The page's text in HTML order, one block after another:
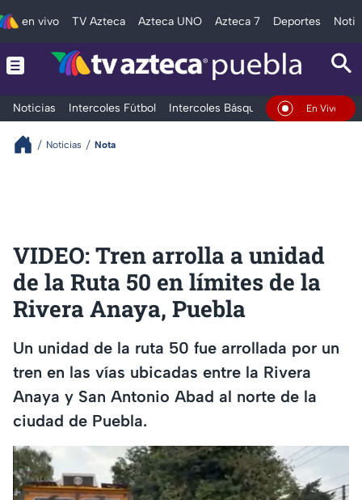
en vivo TV Azteca Azteca UNO Azteca 7 Deportes
Noticias Intercoles Fútbol Intercoles Básquetbol Deportes
En Vivo
Noticias Nota
VIDEO: Tren arrolla a unidad
de la Ruta 50 en límites de la
Rivera Anaya, Puebla
Un unidad de la ruta 50 fue arrollada por un
tren en las vías ubicadas entre la Rivera
Anaya y San Antonio Abad al norte de la
ciudad de Puebla.